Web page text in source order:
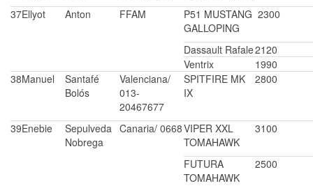
37Ellyot Anton FFAM
P51 MUSTANG
GALLOPING
2300
Dassault Rafale2120
Ventrix
1990
38Manuel
Santafé
Bolós
Valenciana/
013-
20467677
SPITFIRE MK
IX
2800
39Enebie
Sepulveda
Nobrega
Canaria/ 0668VIPER XXL
TOMAHAWK
3100
FUTURA
TOMAHAWK
2500